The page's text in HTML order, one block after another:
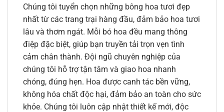
Chúng tôi tuyển chọn những bông hoa tươi đẹp
nhất từ các trang trại hàng đầu, đảm bảo hoa tươi
lâu và thơm ngát. Mỗi bó hoa đều mang thông
điệp đặc biệt, giúp bạn truyền tải trọn vẹn tình
cảm chân thành. Đội ngũ chuyên nghiệp của
chúng tôi hỗ trợ tận tâm và giao hoa nhanh
chóng, đúng hẹn. Hoa được canh tác bền vững,
không hóa chất độc hại, đảm bảo an toàn cho sức
khỏe. Chúng tôi luôn cập nhật thiết kế mới, độc